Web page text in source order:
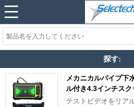
探す:
メカニカルパイプ下
ル付き4.3インチス
テストビデオをリア